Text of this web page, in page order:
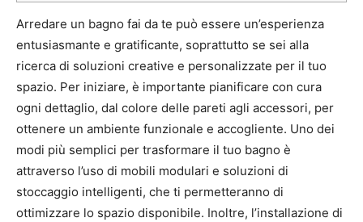
Arredare un bagno fai da te può essere un’esperienza
entusiasmante e gratificante, soprattutto se sei alla
ricerca di soluzioni creative e personalizzate per il tuo
spazio. Per iniziare, è importante pianificare con cura
ogni dettaglio, dal colore delle pareti agli accessori, per
ottenere un ambiente funzionale e accogliente. Uno dei
modi più semplici per trasformare il tuo bagno è
attraverso l’uso di mobili modulari e soluzioni di
stoccaggio intelligenti, che ti permetteranno di
ottimizzare lo spazio disponibile. Inoltre, l’installazione di